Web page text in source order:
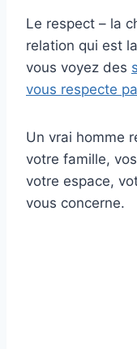
Le respect – la
relation qui est
vous voyez des
vous respecte
Un vrai homme
votre famille,
votre espace,
vous concerne.